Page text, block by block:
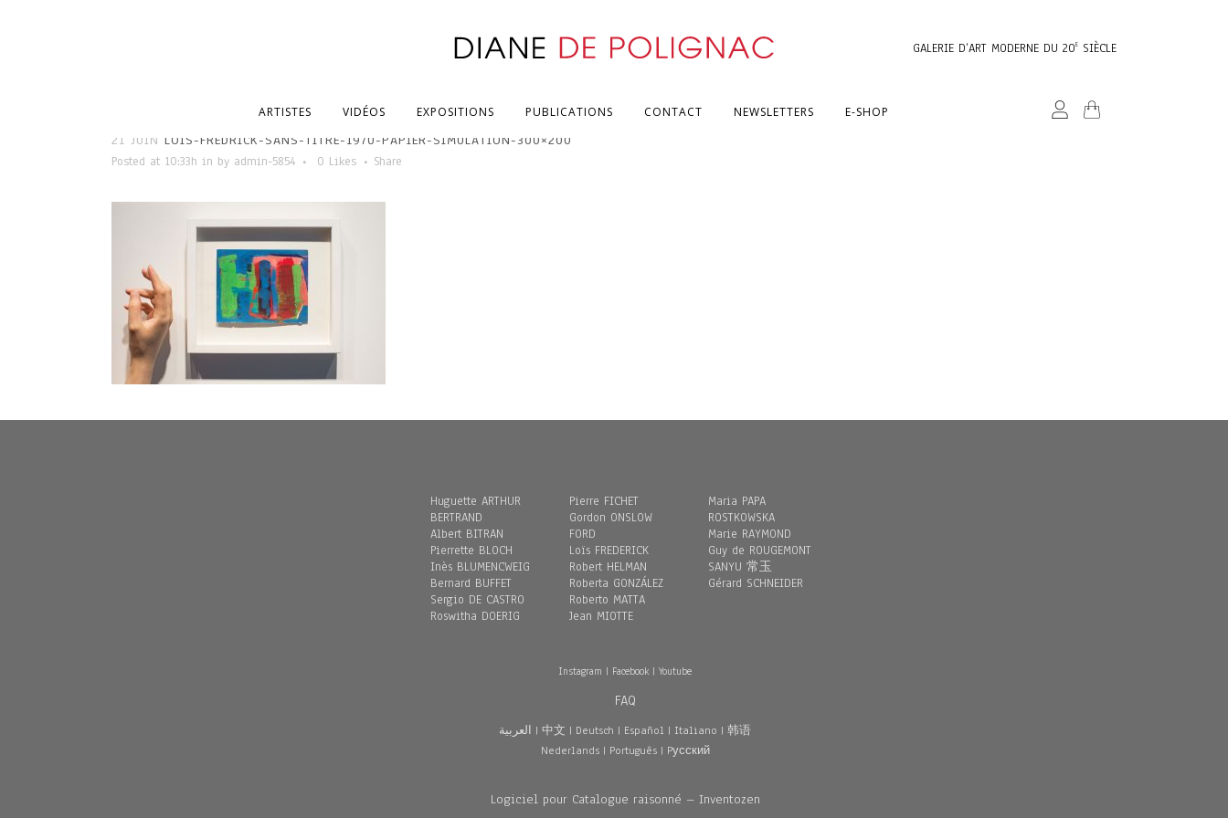
GALERIE D’ART MODERNE DU 20E SIÈCLE
ARTISTES VIDÉOS EXPOSITIONS PUBLICATIONS CONTACT NEWSLETTERS E-SHOP
21 JUIN LOIS-FREDRICK-SANS-TITRE-1970-PAPIER-SIMULATION-300×200
Posted at 10:33h in by admin-5854 0 Likes Share
Huguette ARTHUR
BERTRAND
Albert BITRAN
Pierrette BLOCH
Inès BLUMENCWEIG
Bernard BUFFET
Sergio DE CASTRO
Roswitha DOERIG
Pierre FICHET
Gordon ONSLOW
FORD
Loïs FREDERICK
Robert HELMAN
Roberta GONZÁLEZ
Roberto MATTA
Jean MIOTTE
Maria PAPA
ROSTKOWSKA
Marie RAYMOND
Guy de ROUGEMONT
SANYU 常玉
Gérard SCHNEIDER
Instagram | Facebook|Youtube
FAQ
العربية |中文 | Deutsch | Español | Italiano |韩语
Nederlands| Português| Pусский
Logiciel pour Catalogue raisonné – Inventozen